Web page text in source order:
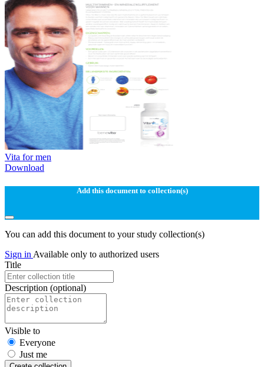
Vita for men
Download
Add this document to collection(s)
You can add this document to your study collection(s)
Sign in Available only to authorized users
Title
Description (optional)
Visible to
Everyone
Just me